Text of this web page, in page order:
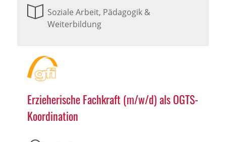
Soziale Arbeit, Pädagogik &
Weiterbildung
Erzieherische Fachkraft (m/w/d) als OGTS-
Koordination